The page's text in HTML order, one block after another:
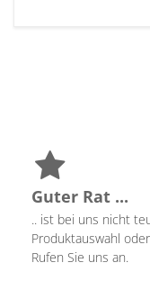
Guter Rat ...
.. ist bei uns nicht
Produktauswahl
Rufen Sie uns an.